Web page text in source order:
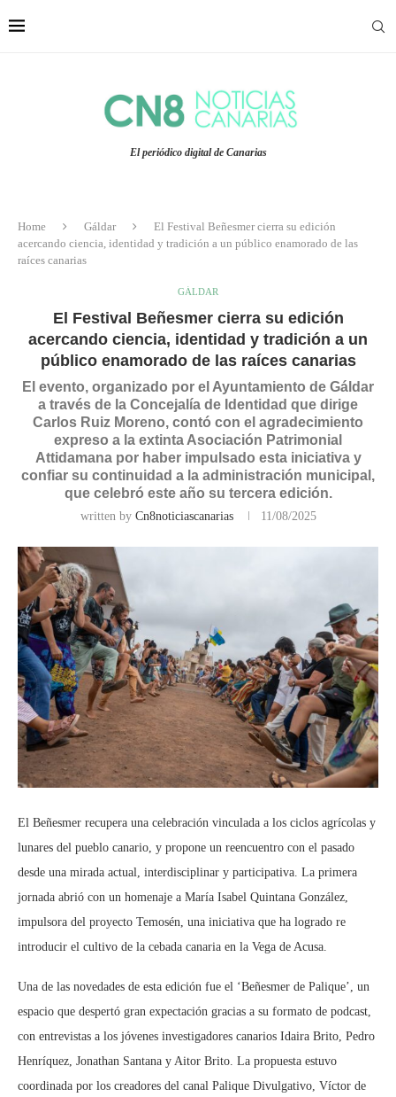
El periódico digital de Canarias
Home Gáldar
El Festival Beñesmer cierra su edición
acercando ciencia, identidad y tradición a un público enamorado de las
raíces canarias
GÁLDAR
El Festival Beñesmer cierra su edición
acercando ciencia, identidad y tradición a un
público enamorado de las raíces canarias
El evento, organizado por el Ayuntamiento de Gáldar
a través de la Concejalía de Identidad que dirige
Carlos Ruiz Moreno, contó con el agradecimiento
expreso a la extinta Asociación Patrimonial
Attidamana por haber impulsado esta iniciativa y
confiar su continuidad a la administración municipal,
que celebró este año su tercera edición.
written by Cn8noticiascanarias 11/08/2025
El Beñesmer recupera una celebración vinculada a los ciclos agrícolas y
lunares del pueblo canario, y propone un reencuentro con el pasado
desde una mirada actual, interdisciplinar y participativa. La primera
jornada abrió con un homenaje a María Isabel Quintana González,
impulsora del proyecto Temosén, una iniciativa que ha logrado re
introducir el cultivo de la cebada canaria en la Vega de Acusa.
Una de las novedades de esta edición fue el ‘Beñesmer de Palique’, un
espacio que despertó gran expectación gracias a su formato de podcast,
con entrevistas a los jóvenes investigadores canarios Idaira Brito, Pedro
Henríquez, Jonathan Santana y Aitor Brito. La propuesta estuvo
coordinada por los creadores del canal Palique Divulgativo, Víctor de